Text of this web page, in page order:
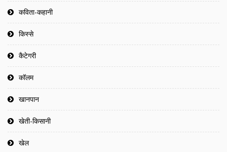
कविता-कहानी
किस्से
कैटेगरी
कॉलम
खानपान
खेती-किसानी
खेल